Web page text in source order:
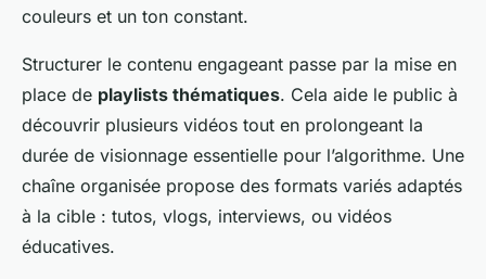
couleurs et un ton constant.
Structurer le contenu engageant passe par la mise en
place de playlists thématiques. Cela aide le public à
découvrir plusieurs vidéos tout en prolongeant la
durée de visionnage essentielle pour l’algorithme. Une
chaîne organisée propose des formats variés adaptés
à la cible : tutos, vlogs, interviews, ou vidéos
éducatives.